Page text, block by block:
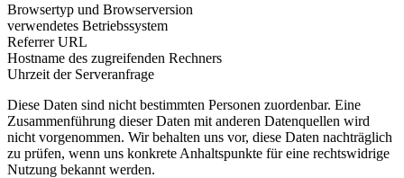
Browsertyp und Browserversion
verwendetes Betriebssystem
Referrer URL
Hostname des zugreifenden Rechners
Uhrzeit der Serveranfrage
Diese Daten sind nicht bestimmten Personen zuordenbar. Eine
Zusammenführung dieser Daten mit anderen Datenquellen wird
nicht vorgenommen. Wir behalten uns vor, diese Daten nachträglich
zu prüfen, wenn uns konkrete Anhaltspunkte für eine rechtswidrige
Nutzung bekannt werden.